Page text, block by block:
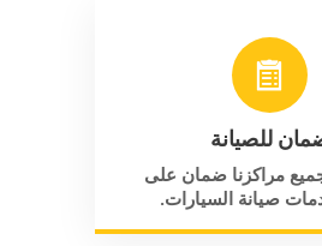
للصيانة
مراكزنا ضمان على
صيانة السيارات.